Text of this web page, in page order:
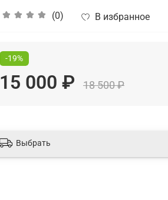
(0) В избранное
-19%
15 000 ₽ 18 500 ₽
Выбрать